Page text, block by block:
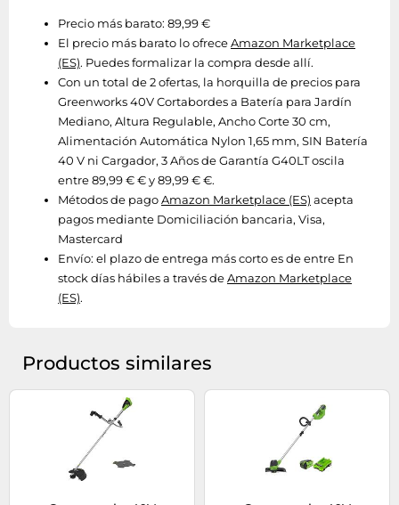
Precio más barato: 89,99 €
El precio más barato lo ofreceAmazon Marketplace
(ES). Puedes formalizar la compra desde allí.
Con un total de 2 ofertas, la horquilla de precios para
Greenworks 40V Cortabordes a Batería para Jardín
Mediano, Altura Regulable, Ancho Corte 30 cm,
Alimentación Automática Nylon 1,65 mm, SIN Batería
40 V ni Cargador, 3 Años de Garantía G40LT oscila
entre 89,99 € € y 89,99 € €.
Métodos de pagoAmazon Marketplace (ES) acepta
pagos mediante Domiciliación bancaria, Visa,
Mastercard
Envío: el plazo de entrega más corto es de entre En
stock días hábiles a través deAmazon Marketplace
(ES).
Productos similares